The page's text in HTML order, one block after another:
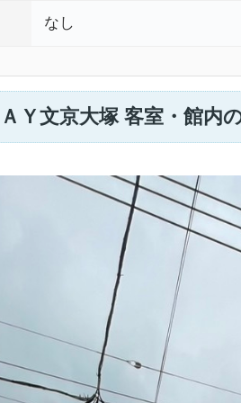
なし
Ｙ文京大塚 客室・館内